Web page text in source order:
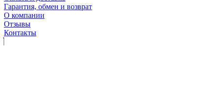
Гарантия, обмен и возврат
О компании
Отзывы
Контакты